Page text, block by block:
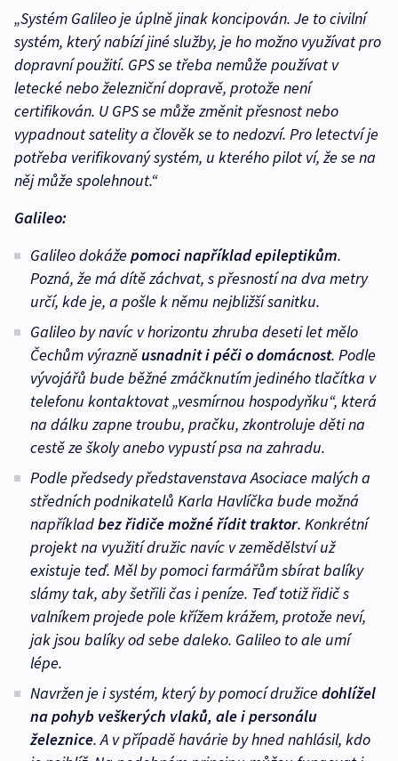
„Systém Galileo je úplně jinak koncipován. Je to civilní
systém, který nabízí jiné služby, je ho možno využívat pro
dopravní použití. GPS se třeba nemůže používat v
letecké nebo železniční dopravě, protože není
certifikován. U GPS se může změnit přesnost nebo
vypadnout satelity a člověk se to nedozví. Pro letectví je
potřeba verifikovaný systém, u kterého pilot ví, že se na
něj může spolehnout.“
Galileo:
Galileo dokáže pomoci například epileptikům.
Pozná, že má dítě záchvat, s přesností na dva metry
určí, kde je, a pošle k němu nejbližší sanitku.
Galileo by navíc v horizontu zhruba deseti let mělo
Čechům výrazněusnadnit i péči o domácnost. Podle
vývojářů bude běžné zmáčknutím jediného tlačítka v
telefonu kontaktovat „vesmírnou hospodyňku“, která
na dálku zapne troubu, pračku, zkontroluje děti na
cestě ze školy anebo vypustí psa na zahradu.
Podle předsedy představenstava Asociace malých a
středních podnikatelů Karla Havlíčka bude možná
napříkladbez řidiče možné řídit traktor. Konkrétní
projekt na využití družic navíc v zemědělství už
existuje teď. Měl by pomoci farmářům sbírat balíky
slámy tak, aby šetřili čas i peníze. Teď totiž řidič s
valníkem projede pole křížem krážem, protože neví,
jak jsou balíky od sebe daleko. Galileo to ale umí
lépe.
Navržen je i systém, který by pomocí družice dohlížel
na pohyb veškerých vlaků, ale i personálu
železnice. A v případě havárie by hned nahlásil, kdo